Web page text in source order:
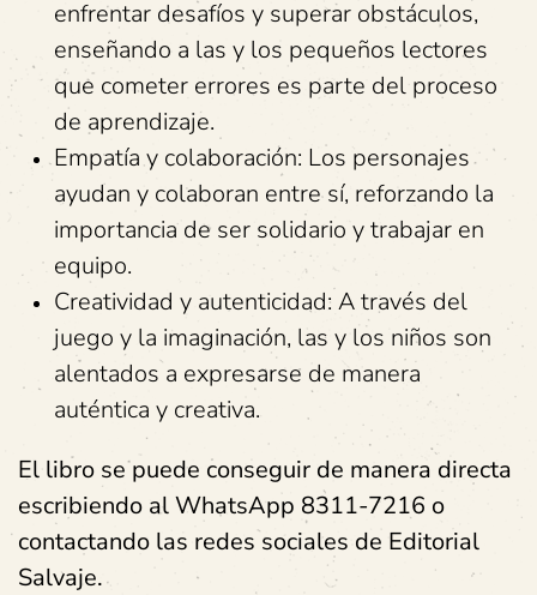
enfrentar desafíos y superar obstáculos,
enseñando a las y los pequeños lectores
que cometer errores es parte del proceso
de aprendizaje.
Empatía y colaboración: Los personajes
ayudan y colaboran entre sí, reforzando la
importancia de ser solidario y trabajar en
equipo.
Creatividad y autenticidad: A través del
juego y la imaginación, las y los niños son
alentados a expresarse de manera
auténtica y creativa.
El libro se puede conseguir de manera directa
escribiendo al WhatsApp 8311-7216 o
contactando las redes sociales de Editorial
Salvaje.